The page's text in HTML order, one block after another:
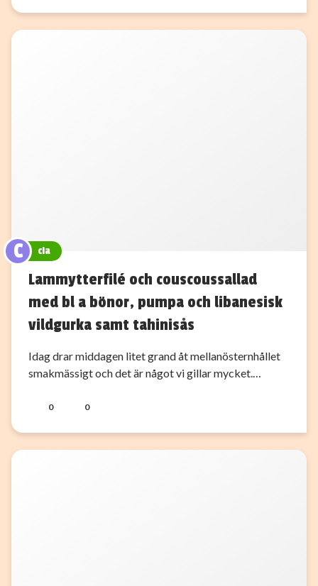
C cia
Lammytterfilé och couscoussallad
med bl a bönor, pumpa och libanesisk
vildgurka samt tahinisås
Idag drar middagen litet grand åt mellanösternhållet
smakmässigt och det är något vi gillar mycket.…
0 0